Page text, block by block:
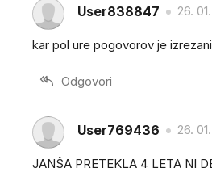
User838847 26.
kar pol ure pogovorov je
Odgovori
User769436 26.
JANŠA PRETEKLA 4 LETA NI